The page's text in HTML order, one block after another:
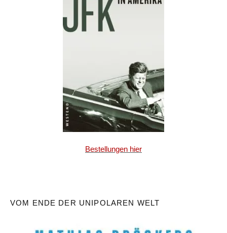
Bestellungen hier
VOM ENDE DER UNIPOLAREN WELT